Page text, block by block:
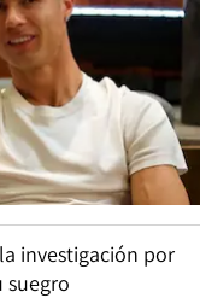
investigación por
suegro